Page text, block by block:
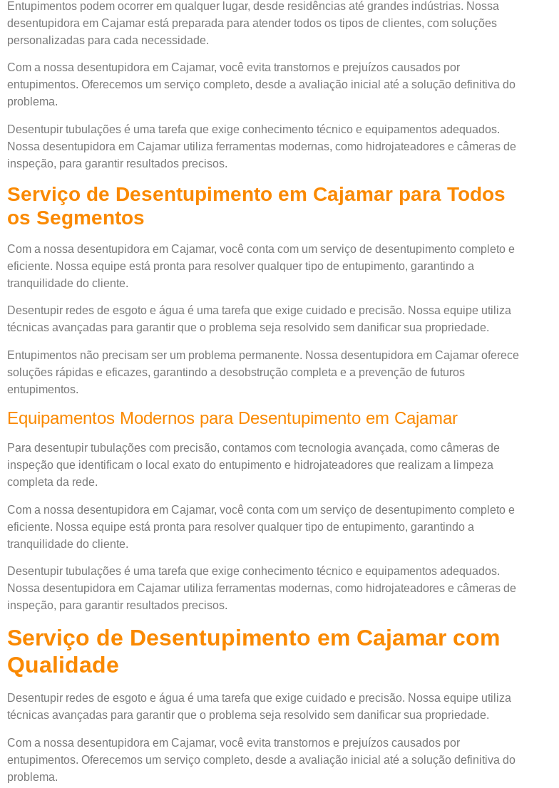
Entupimentos podem ocorrer em qualquer lugar, desde residências até grandes indústrias. Nossa
desentupidora em Cajamar está preparada para atender todos os tipos de clientes, com soluções
personalizadas para cada necessidade.
Com a nossa desentupidora em Cajamar, você evita transtornos e prejuízos causados por
entupimentos. Oferecemos um serviço completo, desde a avaliação inicial até a solução definitiva do
problema.
Desentupir tubulações é uma tarefa que exige conhecimento técnico e equipamentos adequados.
Nossa desentupidora em Cajamar utiliza ferramentas modernas, como hidrojateadores e câmeras de
inspeção, para garantir resultados precisos.
Serviço de Desentupimento em Cajamar para Todos
os Segmentos
Com a nossa desentupidora em Cajamar, você conta com um serviço de desentupimento completo e
eficiente. Nossa equipe está pronta para resolver qualquer tipo de entupimento, garantindo a
tranquilidade do cliente.
Desentupir redes de esgoto e água é uma tarefa que exige cuidado e precisão. Nossa equipe utiliza
técnicas avançadas para garantir que o problema seja resolvido sem danificar sua propriedade.
Entupimentos não precisam ser um problema permanente. Nossa desentupidora em Cajamar oferece
soluções rápidas e eficazes, garantindo a desobstrução completa e a prevenção de futuros
entupimentos.
Equipamentos Modernos para Desentupimento em Cajamar
Para desentupir tubulações com precisão, contamos com tecnologia avançada, como câmeras de
inspeção que identificam o local exato do entupimento e hidrojateadores que realizam a limpeza
completa da rede.
Com a nossa desentupidora em Cajamar, você conta com um serviço de desentupimento completo e
eficiente. Nossa equipe está pronta para resolver qualquer tipo de entupimento, garantindo a
tranquilidade do cliente.
Desentupir tubulações é uma tarefa que exige conhecimento técnico e equipamentos adequados.
Nossa desentupidora em Cajamar utiliza ferramentas modernas, como hidrojateadores e câmeras de
inspeção, para garantir resultados precisos.
Serviço de Desentupimento em Cajamar com
Qualidade
Desentupir redes de esgoto e água é uma tarefa que exige cuidado e precisão. Nossa equipe utiliza
técnicas avançadas para garantir que o problema seja resolvido sem danificar sua propriedade.
Com a nossa desentupidora em Cajamar, você evita transtornos e prejuízos causados por
entupimentos. Oferecemos um serviço completo, desde a avaliação inicial até a solução definitiva do
problema.